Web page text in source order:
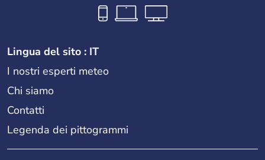
Lingua del sito : IT
I nostri esperti meteo
Chi siamo
Contatti
Legenda dei pittogrammi